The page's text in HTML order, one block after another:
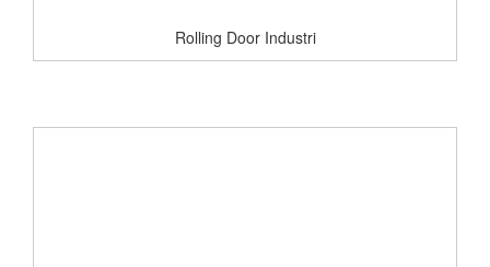
Rolling Door Industri